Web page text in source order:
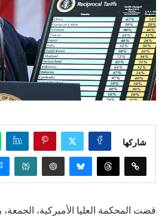
شاركها
قضت المحكمة العليا الأميركية، الجمعة،